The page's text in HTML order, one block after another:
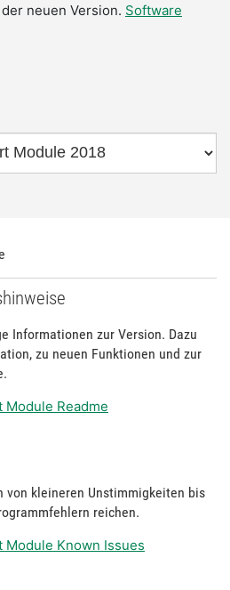
neuen Version. Software
Informationen zur Version. Dazu
zu neuen Funktionen und zur
Module Readme
von kleineren Unstimmigkeiten bis
reichen.
Module Known Issues